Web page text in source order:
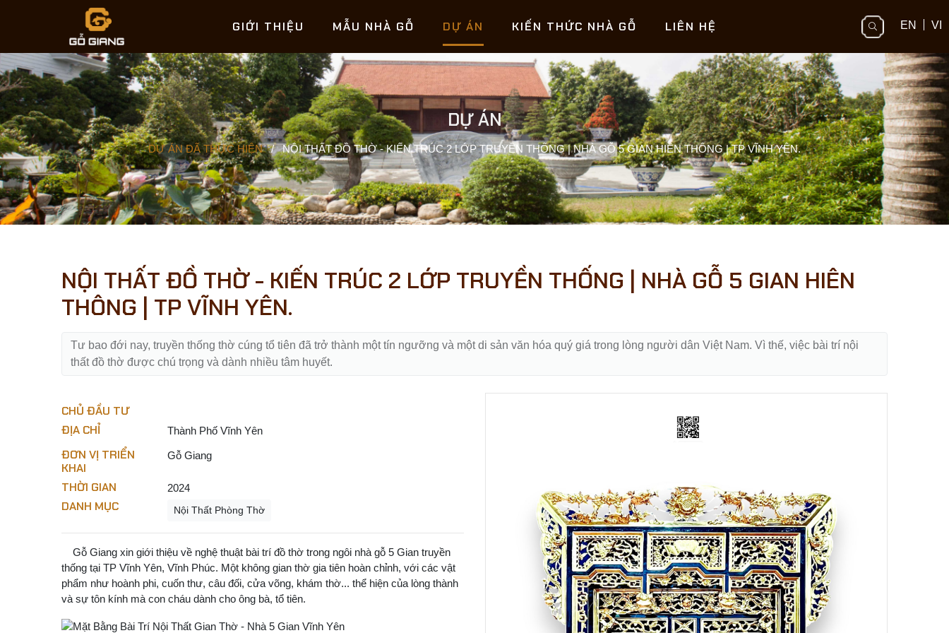
GIỚI THIỆU MẪU NHÀ GỖ DỰ ÁN KIẾN THỨC NHÀ GỖ LIÊN HỆ EN VI
DỰ ÁN
DỰ ÁN ĐÃ THỰC HIỆN / NỘI THẤT ĐỒ THỜ - KIẾN TRÚC 2 LỚP TRUYỀN THỐNG | NHÀ GỖ 5 GIAN HIÊN THÔNG | TP VĨNH YÊN.
NỘI THẤT ĐỒ THỜ - KIẾN TRÚC 2 LỚP TRUYỀN THỐNG | NHÀ GỖ 5 GIAN HIÊN
THÔNG | TP VĨNH YÊN.
Tư bao đới nay, truyền thống thờ cúng tổ tiên đã trở thành một tín ngưỡng và một di sản văn hóa quý giá trong lòng người dân Việt Nam. Vì thế, việc bài trí nội
thất đồ thờ được chú trọng và dành nhiều tâm huyết.
CHỦ ĐẦU TƯ
ĐỊA CHỈ
Thành Phố Vĩnh Yên
ĐƠN VỊ TRIỂN
KHAI
Gỗ Giang
THỜI GIAN 2024
DANH MỤC Nội Thất Phòng Thờ
Gỗ Giang xin giới thiệu về nghệ thuật bài trí đồ thờ trong ngôi nhà gỗ 5 Gian truyền
thống tại TP Vĩnh Yên, Vĩnh Phúc. Một không gian thờ gia tiên hoàn chỉnh, với các vật
phẩm như hoành phi, cuốn thư, câu đối, cửa võng, khám thờ... thể hiện của lòng thành
và sự tôn kính mà con cháu dành cho ông bà, tổ tiên.